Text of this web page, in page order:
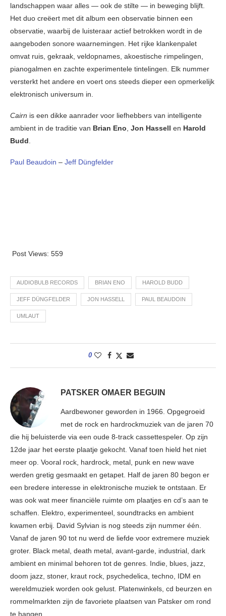
landschappen waar alles — ook de stilte — in beweging blijft.
Het duo creëert met dit album een observatie binnen een
observatie, waarbij de luisteraar actief betrokken wordt in de
aangeboden sonore waarnemingen. Het rijke klankenpalet
omvat ruis, gekraak, veldopnames, akoestische rimpelingen,
pianogalmen en zachte experimentele tintelingen. Elk nummer
versterkt het andere en voert ons steeds dieper een opmerkelijk
elektronisch universum in.
Cairn is een dikke aanrader voor liefhebbers van intelligente
ambient in de traditie van Brian Eno, Jon Hassell en Harold
Budd.
Paul Beaudoin – Jeff Düngfelder
Post Views: 559
AUDIOBULB RECORDS BRIAN ENO HAROLD BUDD
JEFF DÜNGFELDER JON HASSELL PAUL BEAUDOIN
UMLAUT
0
PATSKER OMAER BEGUIN
Aardbewoner geworden in 1966. Opgegroeid
met de rock en hardrockmuziek van de jaren 70
die hij beluisterde via een oude 8-track cassettespeler. Op zijn
12de jaar het eerste plaatje gekocht. Vanaf toen hield het niet
meer op. Vooral rock, hardrock, metal, punk en new wave
werden gretig gesmaakt en getapet. Half de jaren 80 begon er
een bredere interesse in elektronische muziek te ontstaan. Er
was ook wat meer financiële ruimte om plaatjes en cd’s aan te
schaffen. Elektro, experimenteel, soundtracks en ambient
kwamen erbij. David Sylvian is nog steeds zijn nummer één.
Vanaf de jaren 90 tot nu werd de liefde voor extremere muziek
groter. Black metal, death metal, avant-garde, industrial, dark
ambient en minimal behoren tot de genres. Indie, blues, jazz,
doom jazz, stoner, kraut rock, psychedelica, techno, IDM en
wereldmuziek worden ook gelust. Platenwinkels, cd beurzen en
rommelmarkten zijn de favoriete plaatsen van Patsker om rond
te hangen.